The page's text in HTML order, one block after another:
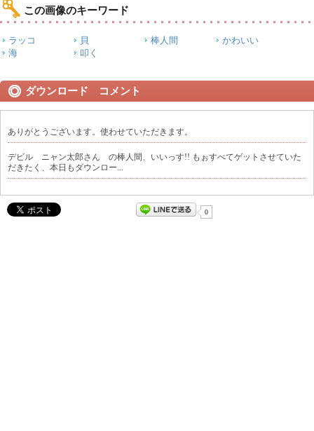
この画像のキーワード
ラッコ 貝 棒人間
かわいい
海
叩く
ダウンロード コメント
ありがとうございます。使わせていただきます。
デビル ニャン太郎さん の棒人間、いいっす!! もぉすべてゲットさせていた
だきたく、本日もダウンロー...
0